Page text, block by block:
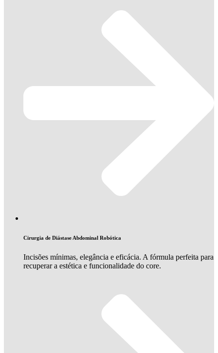
Cirurgia de Diástase Abdominal Robótica
Incisões mínimas, elegância e eficácia. A fórmula perfeita para
recuperar a estética e funcionalidade do core.